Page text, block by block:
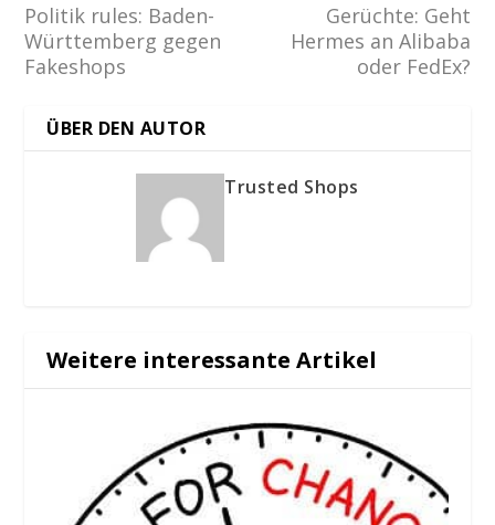
Politik rules: Baden-
Württemberg gegen
Fakeshops
Gerüchte: Geht
Hermes an Alibaba
oder FedEx?
ÜBER DEN AUTOR
Trusted Shops
Weitere interessante Artikel